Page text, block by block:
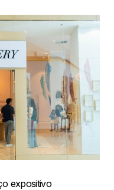
expositivo